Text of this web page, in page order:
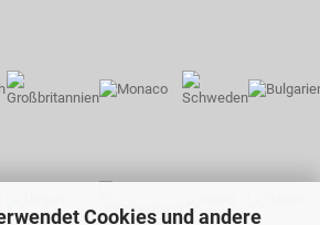
Cookies und andere